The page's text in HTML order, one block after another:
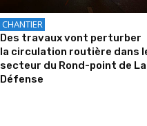
CHANTIER
Des travaux vont perturber
la circulation routière dans
secteur du Rond-point de La
Défense